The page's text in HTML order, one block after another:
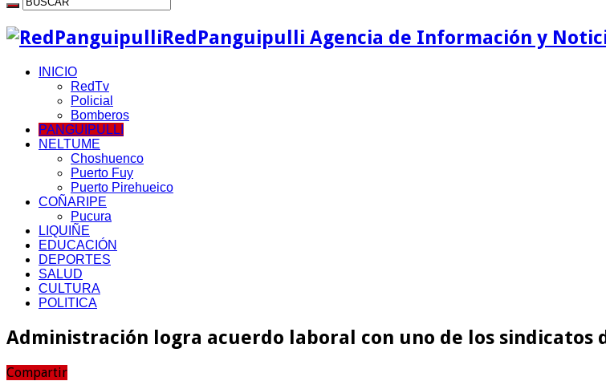
RedPanguipulli Agencia de Información y
INICIO
RedTv
Policial
Bomberos
PANGUIPULLI
NELTUME
Choshuenco
Puerto Fuy
Puerto Pirehueico
COÑARIPE
Pucura
LIQUIÑE
EDUCACIÓN
DEPORTES
SALUD
CULTURA
POLITICA
Administración logra acuerdo laboral con uno de los sindicatos
Compartir